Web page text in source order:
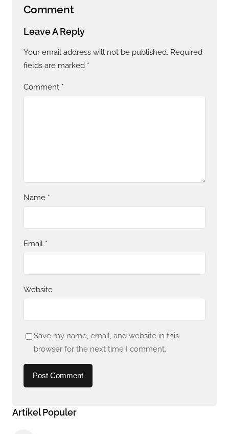
Comment
Leave A Reply
Your email address will not be published. Required
fields are marked *
Comment *
Name *
Email *
Website
Save my name, email, and website in this
browser for the next time I comment.
Artikel Populer